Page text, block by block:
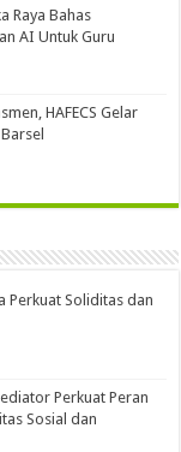
Raya Bahas
AI Untuk Guru
HAFECS Gelar
Perkuat Soliditas dan
Perkuat Peran
Sosial dan